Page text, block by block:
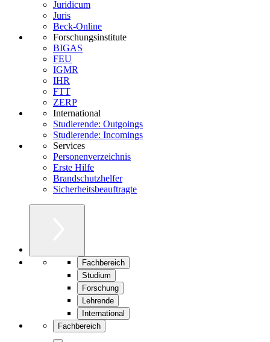
Juridicum
Juris
Beck-Online
Forschungsinstitute
BIGAS
FEU
IGMR
IHR
FTT
ZERP
International
Studierende: Outgoings
Studierende: Incomings
Services
Personenverzeichnis
Erste Hilfe
Brandschutzhelfer
Sicherheitsbeauftragte
Fachbereich
Studium
Forschung
Lehrende
International
Fachbereich